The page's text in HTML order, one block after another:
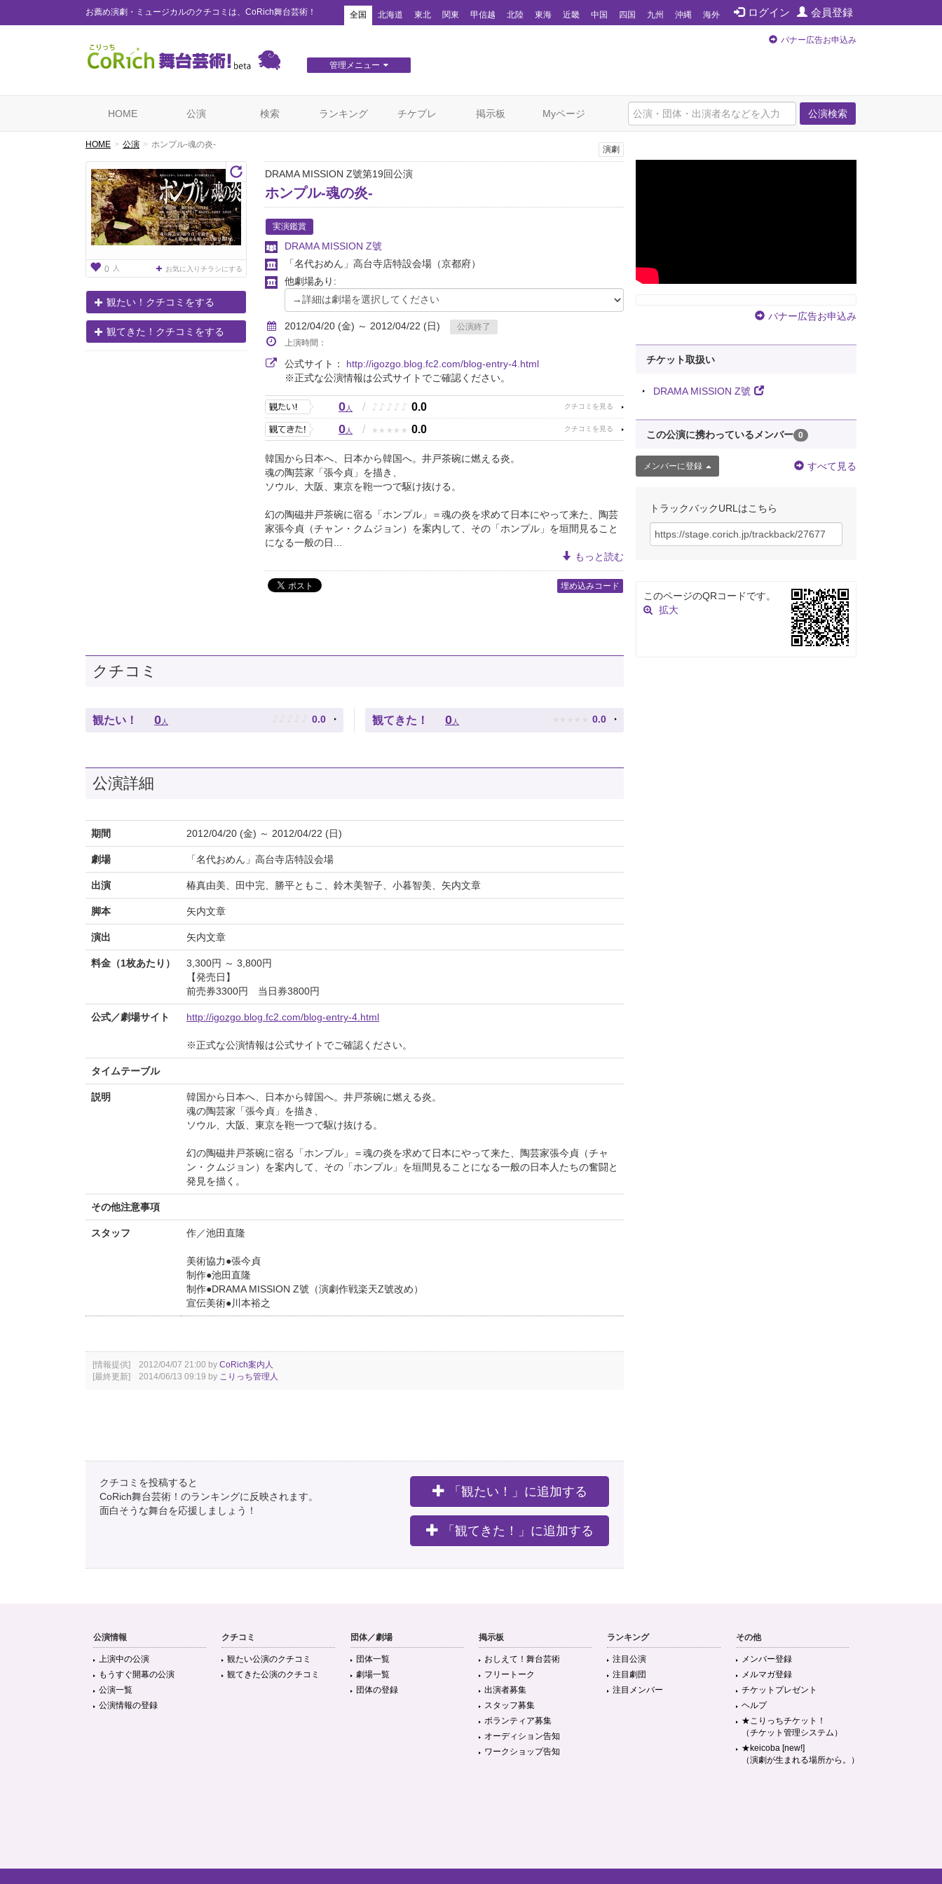
お薦め演劇・ミュージカルのクチコミは、CoRich舞台芸術！ ログイン 会員登録
全国 北海道 東北 関東 甲信越 北陸 東海 近畿 中国 四国 九州 沖縄 海外
管理メニュー
バナー広告お申込み
公演検索
HOME 公演 検索 ランキング チケプレ 掲示板 Myページ
HOME 公演 ホンプル-魂の炎-
0 人 お気に入りチラシにする
観たい！クチコミをする
観てきた！クチコミをする
演劇
DRAMA MISSION Z號第19回公演
ホンプル-魂の炎-
実演鑑賞
DRAMA MISSION Z號
「名代おめん」高台寺店特設会場 （京都府）
他劇場あり:
2012/04/20 (金) ～ 2012/04/22 (日)
公演終了
上演時間：
公式サイト： http://igozgo.blog.fc2.com/blog-entry-4.html
※正式な公演情報は公式サイトでご確認ください。
0人 / ♪ ♪ ♪ ♪ ♪ 0.0
0人 / ★ ★ ★ ★ ★ 0.0
韓国から日本へ、日本から韓国へ。井戸茶碗に燃える炎。
魂の陶芸家「張今貞」を描き、
ソウル、大阪、東京を鞄一つで駆け抜ける。
幻の陶磁井戸茶碗に宿る「ホンプル」＝魂の炎を求めて日本にやって来た、陶芸
家張今貞（チャン・クムジョン）を案内して、その「ホンプル」を垣間見ること
になる一般の日...
もっと読む
埋め込みコード
クチコミ
観たい！ 0 人 ♪ ♪ ♪ ♪ ♪ 0.0 観てきた！ 0 人 ★ ★ ★ ★ ★ 0.0
公演詳細
期間 2012/04/20 (金) ～ 2012/04/22 (日)
劇場 「名代おめん」高台寺店特設会場
出演 椿真由美、田中完、勝平ともこ、鈴木美智子、小暮智美、矢内文章
脚本 矢内文章
演出 矢内文章
料金（1枚あたり）
3,300円 ～ 3,800円
【発売日】
前売券3300円 当日券3800円
公式／劇場サイト http://igozgo.blog.fc2.com/blog-entry-4.html
※正式な公演情報は公式サイトでご確認ください。
タイムテーブル
説明
韓国から日本へ、日本から韓国へ。井戸茶碗に燃える炎。
魂の陶芸家「張今貞」を描き、
ソウル、大阪、東京を鞄一つで駆け抜ける。
幻の陶磁井戸茶碗に宿る「ホンプル」＝魂の炎を求めて日本にやって来た、陶芸家張今貞（チャ
ン・クムジョン）を案内して、その「ホンプル」を垣間見ることになる一般の日本人たちの奮闘と
発見を描く。
その他注意事項
スタッフ 作／池田直隆
美術協力●張今貞
制作●池田直隆
制作●DRAMA MISSION Z號（演劇作戦楽天Z號改め）
宣伝美術●川本裕之
[情報提供] 2012/04/07 21:00 by CoRich案内人
[最終更新] 2014/06/13 09:19 by こりっち管理人
クチコミを投稿すると
CoRich舞台芸術！のランキングに反映されます。
面白そうな舞台を応援しましょう！
「観たい！」に追加する
「観てきた！」に追加する
バナー広告お申込み
チケット取扱い
DRAMA MISSION Z號
この公演に携わっているメンバー 0
メンバーに登録 すべて見る
トラックバックURLはこちら
このページのQRコードです。
拡大
公演情報
上演中の公演
もうすぐ開幕の公演
公演一覧
公演情報の登録
クチコミ
観たい公演のクチコミ
観てきた公演のクチコミ
団体／劇場
団体一覧
劇場一覧
団体の登録
掲示板
おしえて！舞台芸術
フリートーク
出演者募集
スタッフ募集
ボランティア募集
オーディション告知
ワークショップ告知
ランキング
注目公演
注目劇団
注目メンバー
その他
メンバー登録
メルマガ登録
チケットプレゼント
ヘルプ
★こりっちチケット！
（チケット管理システム）
★keicoba [new!]
（演劇が生まれる場所から。）